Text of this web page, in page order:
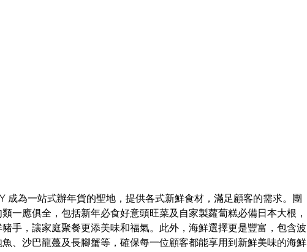
成為一站式辦年貨的聖地，提供各式新鮮食材，滿足顧客的需求。團
一應俱全，包括新年必食好意頭旺菜及自家製蘿蔔糕必備日本大根，
手，讓家庭聚餐更添美味和福氣。此外，海鮮選擇更是豐富，包含波
、沙巴龍躉及長腳蟹等，確保每一位顧客都能享用到新鮮美味的海鮮